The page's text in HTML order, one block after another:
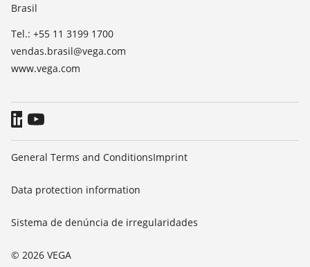
Blog
Brasil
Tel.: +55 11 3199 1700
vendas.brasil@vega.com
www.vega.com
© 2026 VEGA
General Terms and ConditionsImprint
Data protection information
Sistema de denúncia de irregularidades